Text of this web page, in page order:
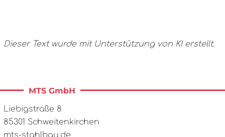
Dieser Text wurde mit Unterstützung von KI erstellt.
Liebigstraße 8
85301 Schweitenkirchen
mts-stahlbau.de